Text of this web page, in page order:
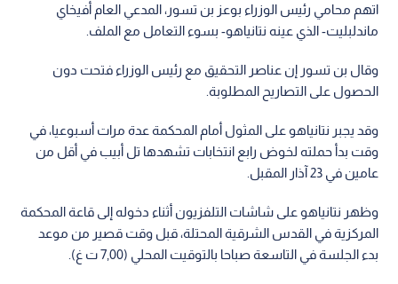
اتهم محامي رئيس الوزراء بوعز بن تسور، المدعي العام أفيخاي
ماندلبليت- الذي عينه نتانياهو- بسوء التعامل مع الملف.
وقال بن تسور إن عناصر التحقيق مع رئيس الوزراء فتحت دون
الحصول على التصاريح المطلوبة.
وقد يجبر نتانياهو على المثول أمام المحكمة عدة مرات أسبوعيا، في
وقت بدأ حملته لخوض رابع انتخابات تشهدها تل أبيب في أقل من
عامين في 23 آذار المقبل.
وظهر نتانياهو على شاشات التلفزيون أثناء دخوله إلى قاعة المحكمة
المركزية في القدس الشرقية المحتلة، قبل وقت قصير من موعد
بدء الجلسة في التاسعة صباحا بالتوقيت المحلي (7,00 ت غ).